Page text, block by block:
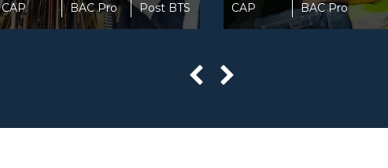
CAP BAC Pro Post BTS CAP BAC Pro